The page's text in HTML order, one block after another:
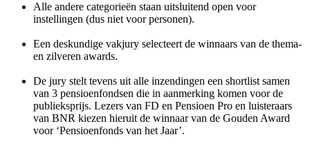
Alle andere categorieën staan uitsluitend open voor
instellingen (dus niet voor personen).
Een deskundige vakjury selecteert de winnaars van de thema-
en zilveren awards.
De jury stelt tevens uit alle inzendingen een shortlist samen
van 3 pensioenfondsen die in aanmerking komen voor de
publieksprijs. Lezers van FD en Pensioen Pro en luisteraars
van BNR kiezen hieruit de winnaar van de Gouden Award
voor ‘Pensioenfonds van het Jaar’.